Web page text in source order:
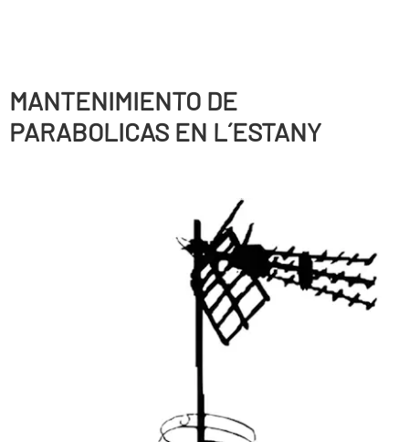
MANTENIMIENTO DE
PARABOLICAS EN L´ESTANY